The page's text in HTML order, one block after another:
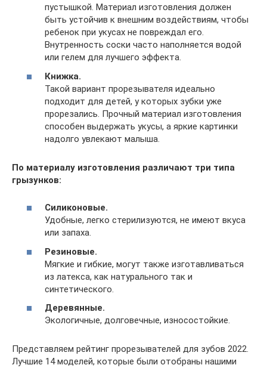
пустышкой. Материал изготовления должен
быть устойчив к внешним воздействиям, чтобы
ребенок при укусах не повреждал его.
Внутренность соски часто наполняется водой
или гелем для лучшего эффекта.
Книжка.
Такой вариант прорезывателя идеально
подходит для детей, у которых зубки уже
прорезались. Прочный материал изготовления
способен выдержать укусы, а яркие картинки
надолго увлекают малыша.
По материалу изготовления различают три типа
грызунков:
Силиконовые.
Удобные, легко стерилизуются, не имеют вкуса
или запаха.
Резиновые.
Мягкие и гибкие, могут также изготавливаться
из латекса, как натурального так и
синтетического.
Деревянные.
Экологичные, долговечные, износостойкие.
Представляем рейтинг прорезывателей для зубов 2022.
Лучшие 14 моделей, которые были отобраны нашими